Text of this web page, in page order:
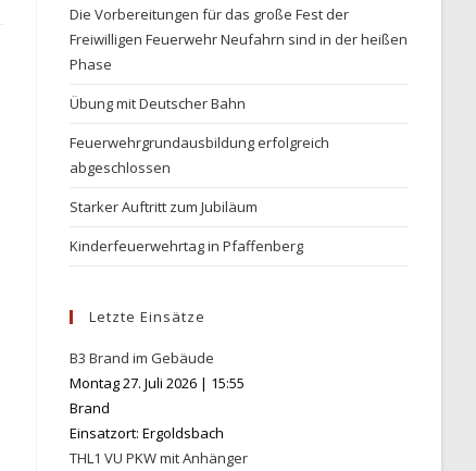
Die Vorbereitungen für das große Fest der
Freiwilligen Feuerwehr Neufahrn sind in der heißen
Phase
Übung mit Deutscher Bahn
Feuerwehrgrundausbildung erfolgreich
abgeschlossen
Starker Auftritt zum Jubiläum
Kinderfeuerwehrtag in Pfaffenberg
Letzte Einsätze
B3 Brand im Gebäude
Montag 27. Juli 2026 | 15:55
Brand
Einsatzort: Ergoldsbach
THL1 VU PKW mit Anhänger